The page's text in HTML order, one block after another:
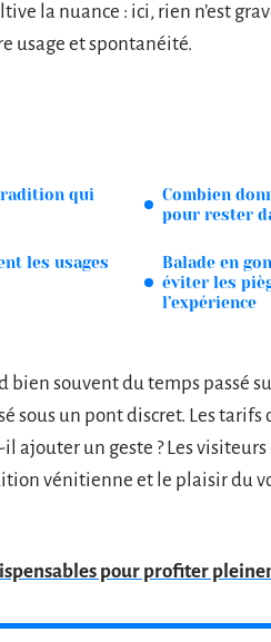
la nuance : ici, rien n’est
usage et spontanéité.
qui
les usages
Combien
pour rester
Balade en
éviter les
l’expérience
souvent du temps passé
sous un pont discret. Les
ajouter un geste ? Les
vénitienne et le plaisir du
pour profiter